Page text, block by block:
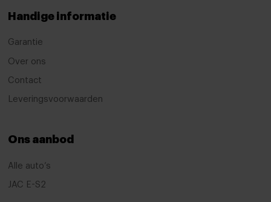
Handige informatie
Garantie
Over ons
Contact
Leveringsvoorwaarden
Ons aanbod
Alle auto’s
JAC E-S2